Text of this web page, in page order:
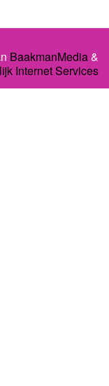
BaakmanMedia&
Internet Services